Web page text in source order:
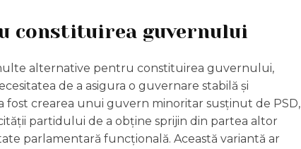
constituirea guvernului
alternative pentru constituirea guvernului,
de a asigura o guvernare stabilă și
crearea unui guvern minoritar susținut de PSD,
partidului de a obține sprijin din partea altor
parlamentară funcțională. Această variantă ar